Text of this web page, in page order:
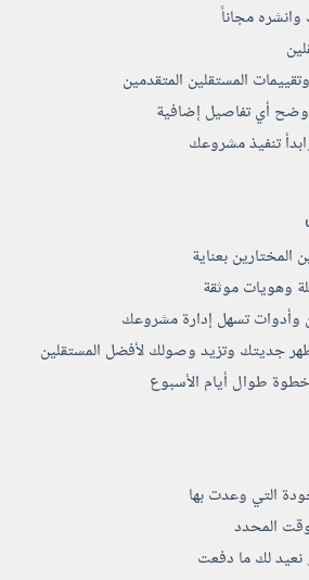
مجاناً
المستقلين المتقدمين
أي تفاصيل إضافية
تنفيذ مشروعك
المختارين بعناية
وهويات موثقة
وأدوات تسهل إدارة مشروعك
جديتك وتزيد وصولك لأفضل المستقلين
طوال أيام الأسبوع
التي وعدت بها
المحدد
نعيد لك ما دفعت